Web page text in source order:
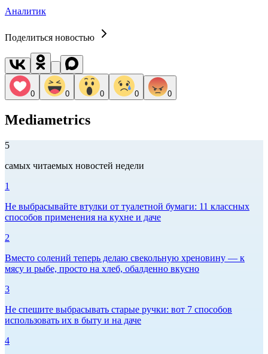
Аналитик
Поделиться новостью
0 0 0 0 0
Mediametrics
5
самых читаемых новостей недели
1
Не выбрасывайте втулки от туалетной бумаги: 11 классных
способов применения на кухне и даче
2
Вместо солений теперь делаю свекольную хреновину — к
мясу и рыбе, просто на хлеб, обалденно вкусно
3
Не спешите выбрасывать старые ручки: вот 7 способов
использовать их в быту и на даче
4